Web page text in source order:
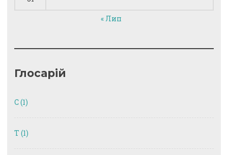
« Лип
Глосарій
C(1)
T (1)